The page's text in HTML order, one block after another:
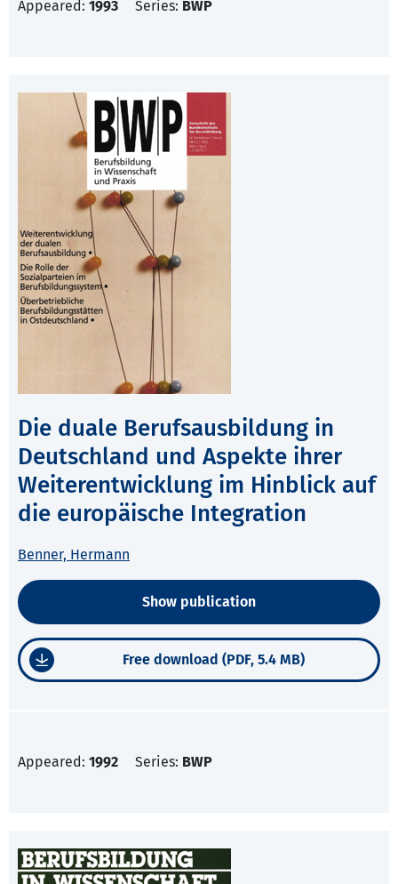
Appeared: 1993 Series: BWP
Die duale Berufsausbildung in
Deutschland und Aspekte ihrer
Weiterentwicklung im Hinblick auf
die europäische Integration
Benner, Hermann
Show publication
Free download (PDF, 5.4 MB)
Appeared: 1992 Series: BWP